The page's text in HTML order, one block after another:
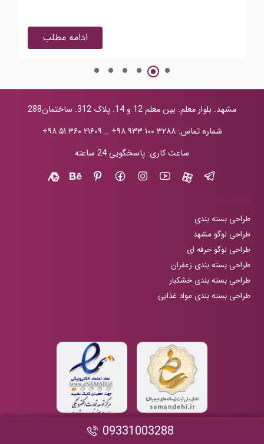
ادامه مطلب
مشهد. بلوار معلم. بین معلم 12 و 14. پلاک 312. ساختمان288
شماره تماس:+۹۸ ۹۳۳ ۱۰۰ ۳۲۸۸ _ +۹۸ ۵۱ ۳۶۰ ۲۱۶۰۹
ساعت کاری: پاسخگویی 24 ساعته
طراحی بسته بندی
طراحی لوگو مشهد
طراحی لوگو حرفه ای
طراحی بسته بندی زعفران
طراحی بسته بندی خشکبار
طراحی بسته بندی مواد غذایی
تمامی حقوق این سایت متعلق به ظریف گرافیک می باشد. طراحی شده توسط
09331003288